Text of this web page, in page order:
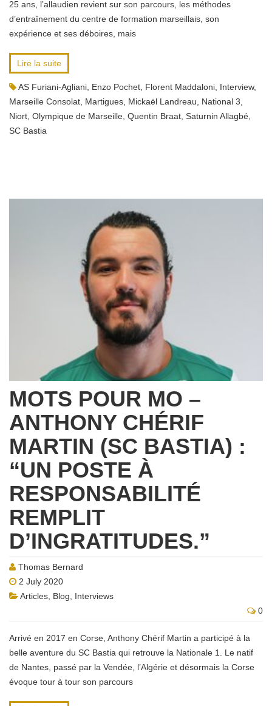
25 ans, l’allaudien revient sur son parcours, les méthodes
d’entraînement du centre de formation marseillais, son
expérience et ses déboires, mais
Lire la suite
AS Furiani-Agliani Enzo Pochet Florent Maddaloni Interview,
Marseille Consolat Martigues Mickaël Landreau National 3
Niort Olympique de Marseille Quentin Braat Saturnin Allagbé
SC Bastia
MOTS POUR MO –
ANTHONY CHÉRIF
MARTIN (SC BASTIA) :
“UN POSTE À
RESPONSABILITÉ
REMPLIT
D’INGRATITUDES.”
Thomas Bernard
2 July 2020
Articles Blog
Interviews
0
Arrivé en 2017 en Corse, Anthony Chérif Martin a participé à la
belle aventure du SC Bastia qui retrouve la Nationale 1. Le natif
de Nantes, passé par la Vendée, l’Algérie et désormais la Corse
évoque tour à tour son parcours